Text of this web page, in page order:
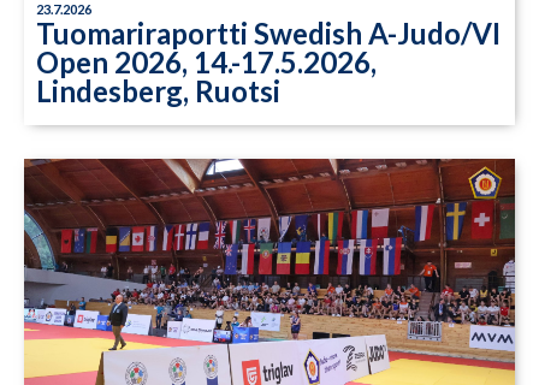
23.7.2026
Tuomariraportti Swedish A-Judo/VI
Open 2026, 14.-17.5.2026,
Lindesberg, Ruotsi